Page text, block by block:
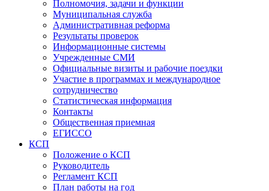
Полномочия, задачи и функции
Муниципальная служба
Административная реформа
Результаты проверок
Информационные системы
Учрежденные СМИ
Официальные визиты и рабочие поездки
Участие в программах и международное
сотрудничество
Статистическая информация
Контакты
Общественная приемная
ЕГИССО
КСП
Положение о КСП
Руководитель
Регламент КСП
План работы на год